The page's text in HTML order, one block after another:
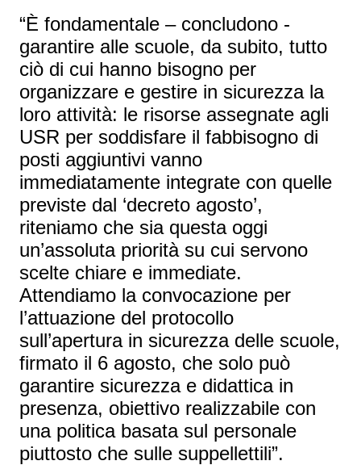
“È fondamentale – concludono -
garantire alle scuole, da subito, tutto
ciò di cui hanno bisogno per
organizzare e gestire in sicurezza la
loro attività: le risorse assegnate agli
USR per soddisfare il fabbisogno di
posti aggiuntivi vanno
immediatamente integrate con quelle
previste dal ‘decreto agosto’,
riteniamo che sia questa oggi
un’assoluta priorità su cui servono
scelte chiare e immediate.
Attendiamo la convocazione per
l’attuazione del protocollo
sull’apertura in sicurezza delle scuole,
firmato il 6 agosto, che solo può
garantire sicurezza e didattica in
presenza, obiettivo realizzabile con
una politica basata sul personale
piuttosto che sulle suppellettili”.